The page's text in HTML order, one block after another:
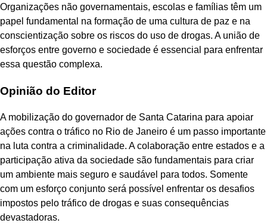
Organizações não governamentais, escolas e famílias têm um
papel fundamental na formação de uma cultura de paz e na
conscientização sobre os riscos do uso de drogas. A união de
esforços entre governo e sociedade é essencial para enfrentar
essa questão complexa.
Opinião do Editor
A mobilização do governador de Santa Catarina para apoiar
ações contra o tráfico no Rio de Janeiro é um passo importante
na luta contra a criminalidade. A colaboração entre estados e a
participação ativa da sociedade são fundamentais para criar
um ambiente mais seguro e saudável para todos. Somente
com um esforço conjunto será possível enfrentar os desafios
impostos pelo tráfico de drogas e suas consequências
devastadoras.